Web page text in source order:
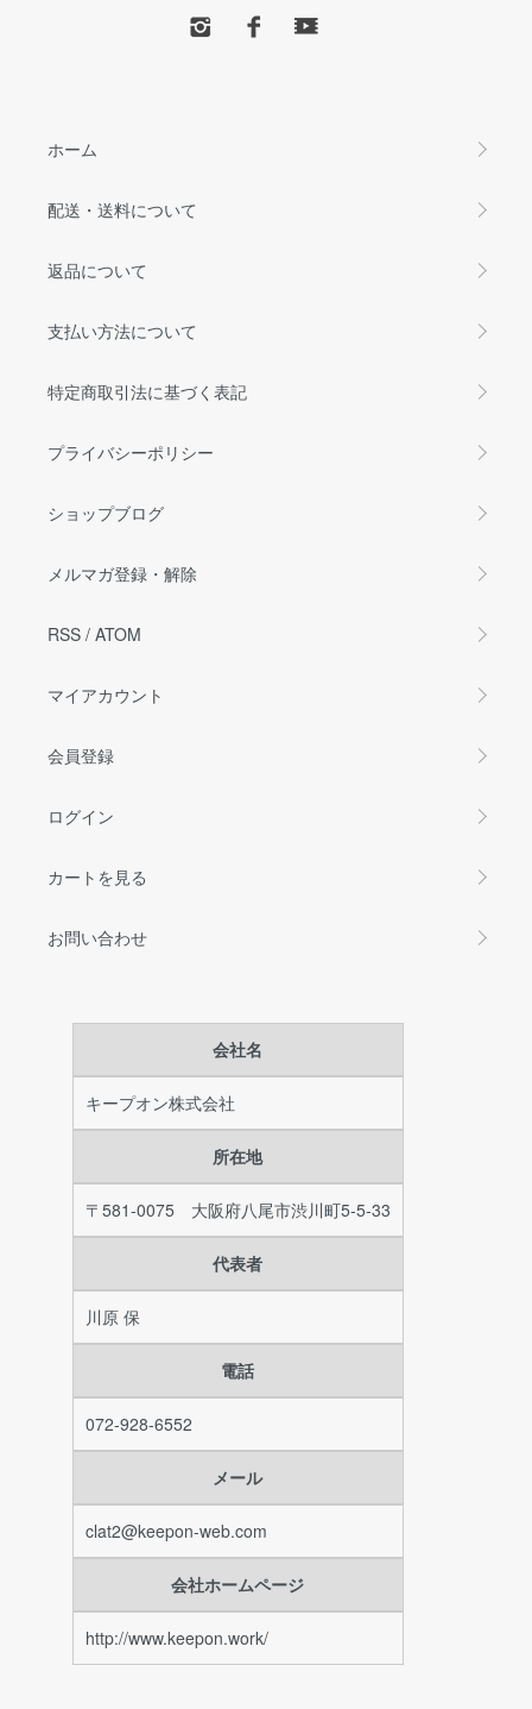
ホーム
配送・送料について
返品について
支払い方法について
特定商取引法に基づく表記
プライバシーポリシー
ショップブログ
メルマガ登録・解除
RSS / ATOM
マイアカウント
会員登録
ログイン
カートを見る
お問い合わせ
会社名
キープオン株式会社
所在地
〒581-0075 大阪府八尾市渋川町5-5-33
代表者
川原 保
電話
072-928-6552
メール
clat2@keepon-web.com
会社ホームページ
http://www.keepon.work/